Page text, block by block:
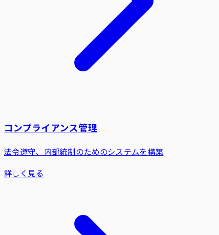
コンプライアンス管理
法令遵守、内部統制のためのシステムを構築
詳しく見る